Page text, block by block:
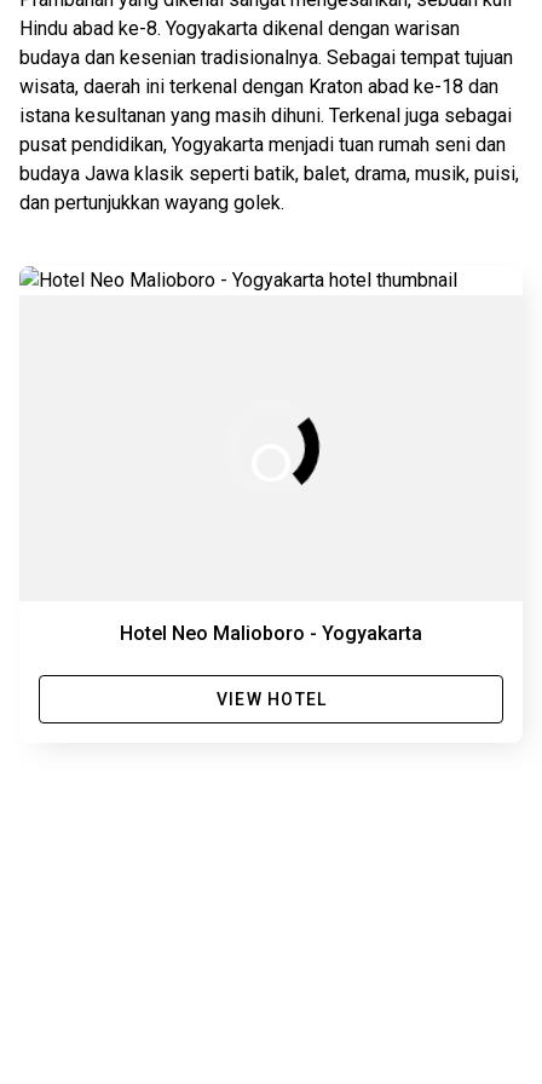
Hindu abad ke-8. Yogyakarta dikenal dengan warisan
budaya dan kesenian tradisionalnya. Sebagai tempat tujuan
wisata, daerah ini terkenal dengan Kraton abad ke-18 dan
istana kesultanan yang masih dihuni. Terkenal juga sebagai
pusat pendidikan, Yogyakarta menjadi tuan rumah seni dan
budaya Jawa klasik seperti batik, balet, drama, musik, puisi,
dan pertunjukkan wayang golek.
Hotel Neo Malioboro - Yogyakarta
VIEW HOTEL